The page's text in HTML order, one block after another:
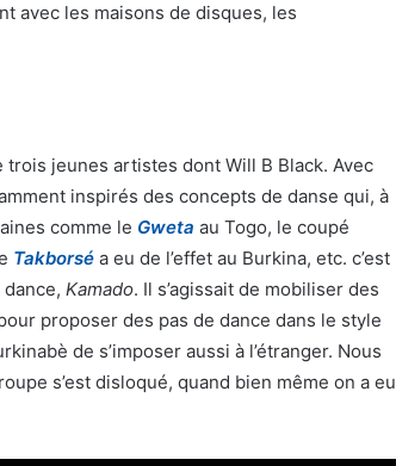
avec les maisons de disques, les
trois jeunes artistes dont Will B Black. Avec
inspirés des concepts de danse qui, à
comme le Gweta au Togo, le coupé
Takborsé a eu de l’effet au Burkina, etc. c’est
Kamado. Il s’agissait de mobiliser des
proposer des pas de dance dans le style
de s’imposer aussi à l’étranger. Nous
s’est disloqué, quand bien même on a eu